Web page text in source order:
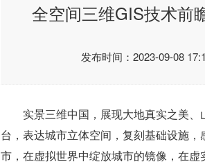
全空间三维GIS技术前
发布时间：2023-09-08
实景三维中国，展现大地真实之美
台，表达城市立体空间，复刻基础设施
市，在虚拟世界中绽放城市的镜像，在